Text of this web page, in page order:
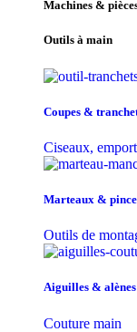
Machines &
Outils à main
Coupes &
Ciseaux,
Marteaux &
Outils de
Aiguilles &
Couture main